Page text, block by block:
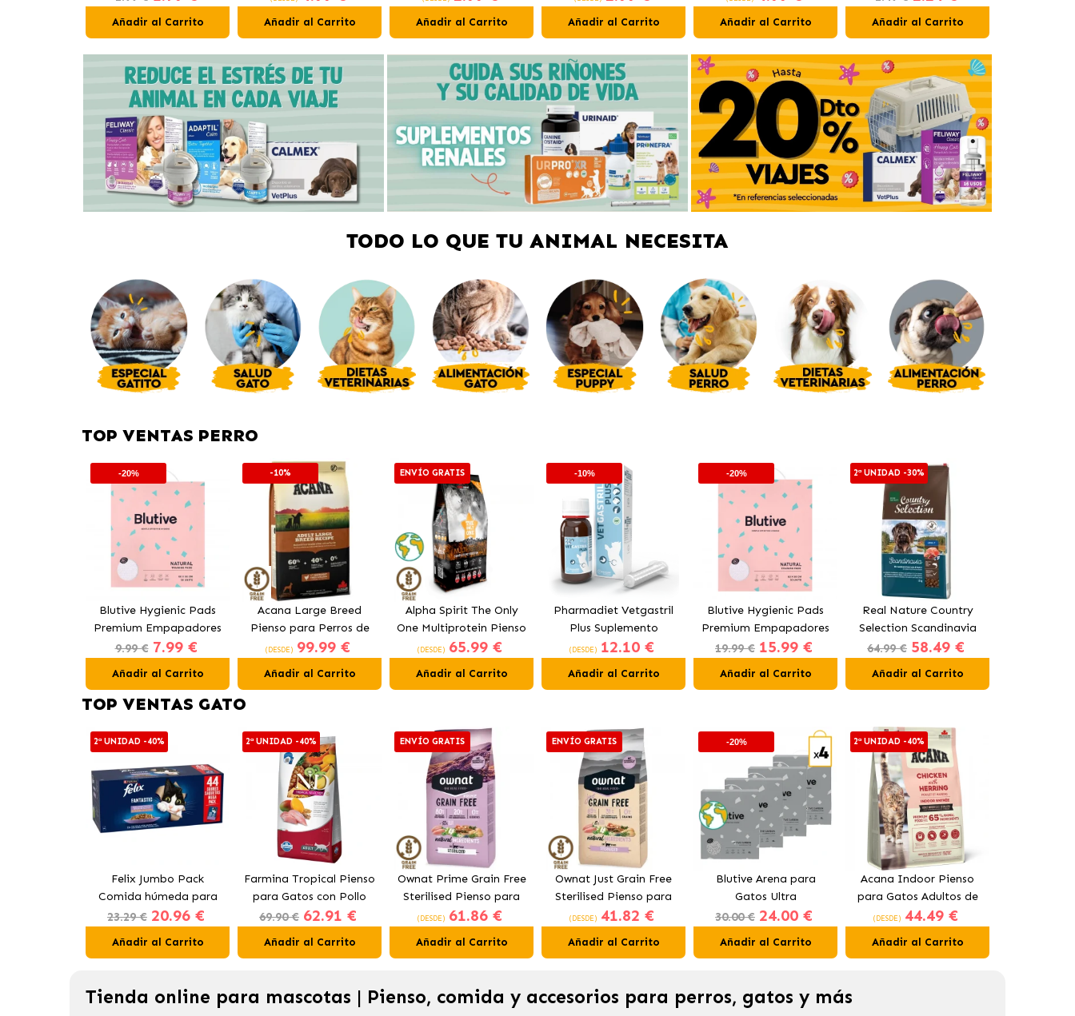
Añadir al Carrito Añadir al Carrito Añadir al Carrito Añadir al Carrito Añadir al Carrito Añadir al Carrito
TODO LO QUE TU ANIMAL NECESITA
TOP VENTAS PERRO
-20%
Blutive Hygienic Pads
Premium Empapadores
para Perros 60x60 cm
9.99 € 7.99 €
Añadir al Carrito
-10%
Acana Large Breed
Pienso para Perros de
Razas Grandes con
(DESDE) 99.99 €
Añadir al Carrito
ENVÍO GRATIS
Alpha Spirit The Only
One Multiprotein Pienso
para Perros
(DESDE) 65.99 €
Añadir al Carrito
-10%
Pharmadiet Vetgastril
Plus Suplemento
Digestivo para Perros y
(DESDE) 12.10 €
Añadir al Carrito
-20%
Blutive Hygienic Pads
Premium Empapadores
para Perros 90x60 cm
19.99 € 15.99 €
Añadir al Carrito
2ª UNIDAD -30%
Real Nature Country
Selection Scandinavia
Pienso para Perros
64.99 € 58.49 €
Añadir al Carrito
TOP VENTAS GATO
2ª UNIDAD -40%
Felix Jumbo Pack
Comida húmeda para
Gatos en Gelatina Buey,
23.29 € 20.96 €
Añadir al Carrito
2ª UNIDAD -40%
Farmina Tropical Pienso
para Gatos con Pollo
69.90 € 62.91 €
Añadir al Carrito
ENVÍO GRATIS
Ownat Prime Grain Free
Sterilised Pienso para
Gatos Esterilizados
(DESDE) 61.86 €
Añadir al Carrito
ENVÍO GRATIS
Ownat Just Grain Free
Sterilised Pienso para
Gatos Esterilizados
(DESDE) 41.82 €
Añadir al Carrito
-20%
Blutive Arena para
Gatos Ultra
Aglomerante Carbón
30.00 € 24.00 €
Añadir al Carrito
2ª UNIDAD -40%
Acana Indoor Pienso
para Gatos Adultos de
Interior
(DESDE) 44.49 €
Añadir al Carrito
Tienda online para mascotas | Pienso, comida y accesorios para perros, gatos y más